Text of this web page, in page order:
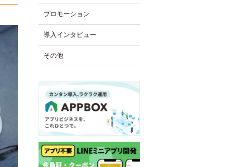
プロモーション
導入インタビュー
その他